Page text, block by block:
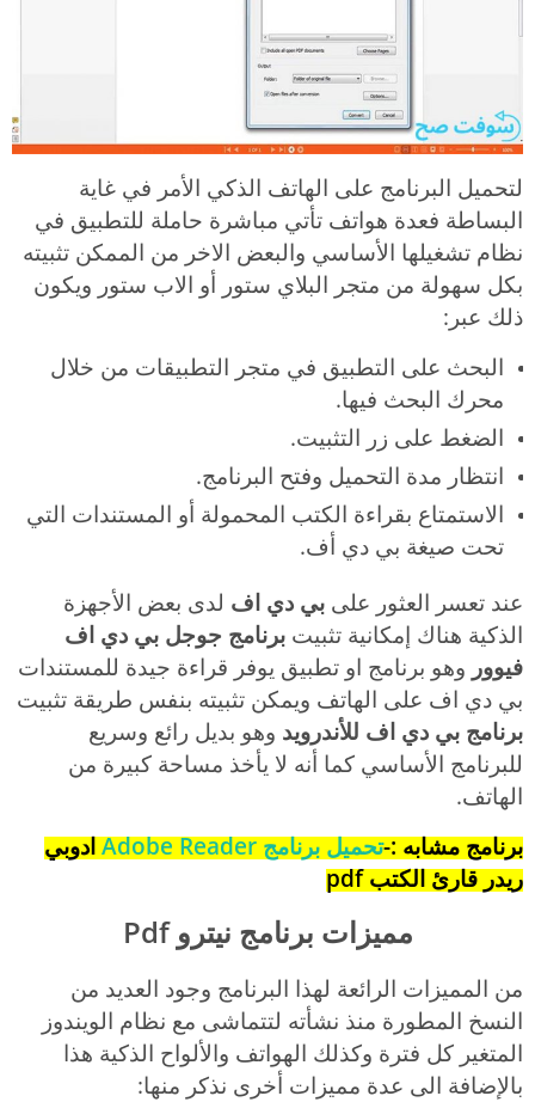
لتحميل البرنامج على الهاتف الذكي الأمر في غاية
البساطة فعدة هواتف تأتي مباشرة حاملة للتطبيق في
نظام تشغيلها الأساسي والبعض الاخر من الممكن تثبيته
بكل سهولة من متجر البلاي ستور أو الاب ستور ويكون
ذلك عبر:
البحث على التطبيق في متجر التطبيقات من خلال
محرك البحث فيها.
الضغط على زر التثبيت.
انتظار مدة التحميل وفتح البرنامج.
الاستمتاع بقراءة الكتب المحمولة أو المستندات التي
تحت صيغة بي دي أف.
عند تعسر العثور على بي دي اف لدى بعض الأجهزة
الذكية هناك إمكانية تثبيت برنامج جوجل بي دي اف
فيوور وهو برنامج او تطبيق يوفر قراءة جيدة للمستندات
بي دي اف على الهاتف ويمكن تثبيته بنفس طريقة تثبيت
برنامج بي دي اف للأندرويد وهو بديل رائع وسريع
للبرنامج الأساسي كما أنه لا يأخذ مساحة كبيرة من
الهاتف.
برنامج مشابه :-تحميل برنامج Adobe Reader
ادوبي
ريدر قارئ الكتب pdf
مميزات برنامج نيترو Pdf
من المميزات الرائعة لهذا البرنامج وجود العديد من
النسخ المطورة منذ نشأته لتتماشى مع نظام الويندوز
المتغير كل فترة وكذلك الهواتف والألواح الذكية هذا
بالإضافة الى عدة مميزات أخرى نذكر منها: